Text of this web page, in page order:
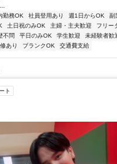
勤務OK 社員登用あり 週1日からOK
副
土日祝のみOK 主婦・主夫歓迎 フリー
不問 平日のみOK 学生歓迎 未経験者歓
あり ブランクOK 交通費支給
ト